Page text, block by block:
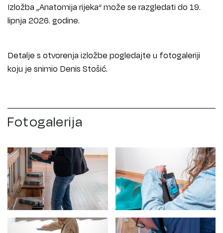
Izložba „Anatomija rijeka“ može se razgledati do 19.
lipnja 2026. godine.
Detalje s otvorenja izložbe pogledajte u fotogaleriji
koju je snimio Denis Stošić.
Fotogalerija